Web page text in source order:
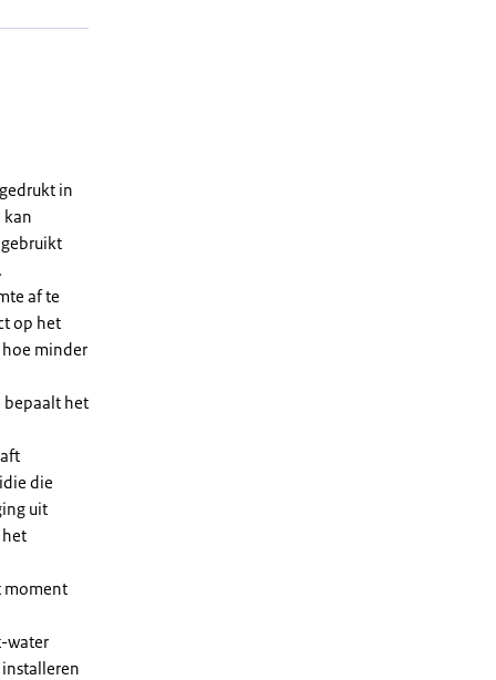
in
kan
af te
op het
hoe minder
bepaalt het
die
uit
moment
water